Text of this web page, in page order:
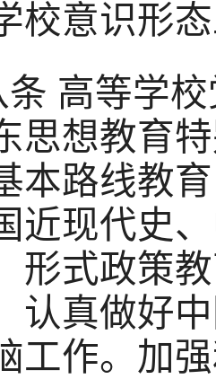
校意识形
条 高等学
思想教育
本路线教
近现代史
形式政策
认真做好
工作。加